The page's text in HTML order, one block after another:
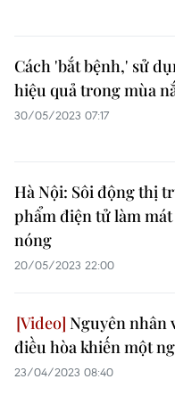
Cách 'bắt bệnh,' sử
hiệu quả trong mùa
30/05/2023 07:17
Hà Nội: Sôi động thị
phẩm điện tử làm
nóng
20/05/2023 22:00
Nguyên nhân
điều hòa khiến một
23/04/2023 08:40